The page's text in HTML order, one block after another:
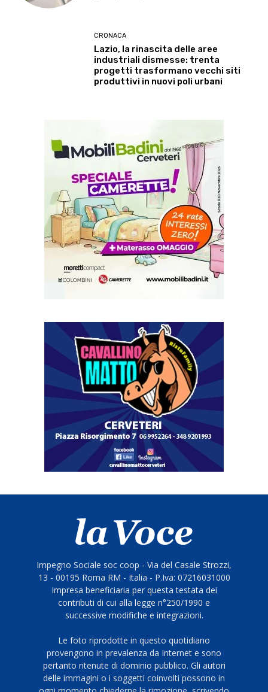
CRONACA
Lazio, la rinascita delle aree
industriali dismesse: trenta
progetti trasformano vecchi siti
produttivi in nuovi poli urbani
Impegno Sociale soc coop - Via del Casale Strozzi,
13 - 00195 Roma RM - Italia - P.Iva: 07216031000
Impresa beneficiaria per questa testata dei
contributi di cui alla legge n°250/1990 e
successive modifiche e integrazioni.
Le foto riprodotte in questo quotidiano
provengono in prevalenza da Internet e sono
pertanto ritenute di dominio pubblico. Gli autori
delle immagini o i soggetti coinvolti possono in